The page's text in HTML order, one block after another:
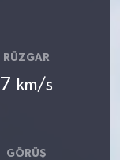
RÜZGAR
7 km/s
GÖRÜŞ